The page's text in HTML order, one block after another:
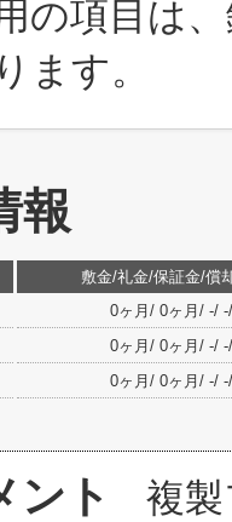
の項目は
ます。
報
敷金/礼金/保証金/償
0ヶ月/ 0ヶ月/ -/
0ヶ月/ 0ヶ月/ -/
0ヶ月/ 0ヶ月/ -/
ント 複